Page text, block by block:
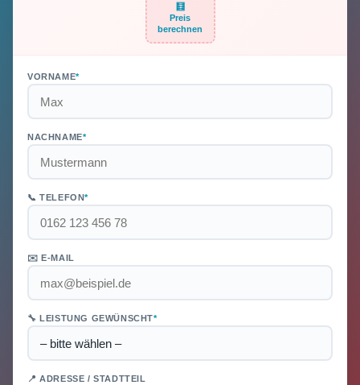
🧮
Preis
berechnen
VORNAME*
NACHNAME*
📞 TELEFON*
✉️ E-MAIL
🔧 LEISTUNG GEWÜNSCHT*
📍 ADRESSE / STADTTEIL